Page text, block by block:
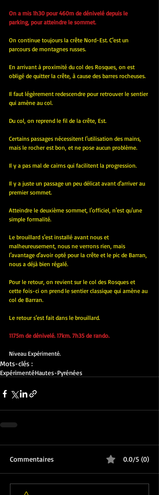
On a mis 1h30 pour 460m de dénivelé depuis le
parking, pour atteindre le sommet.
On continue toujours la crête Nord-Est. C'est un
parcours de montagnes russes.
En arrivant à proximité du col des Rosques, on est
obligé de quitter la crête, à cause des barres rocheuses.
Il faut légèrement redescendre pour retrouver le sentier
qui amène au col.
Du col, on reprend le fil de la crête, Est.
Certains passages nécessitent l'utilisation des mains,
mais le rocher est bon, et ne pose aucun problème.
Il y a pas mal de cairns qui facilitent la progression.
Il y a juste un passage un peu délicat avant d'arriver au
premier sommet.
Atteindre le deuxième sommet, l'officiel, n'est qu'une
simple formalité.
Le brouillard s'est installé avant nous et
malheureusement, nous ne verrons rien, mais
l'avantage d'avoir opté pour la crête et le pic de Barran,
nous a déjà bien régalé.
Pour le retour, on revient sur le col des Rosques et
cette fois-ci on prend le sentier classique qui amène au
col de Barran.
Le retour s'est fait dans le brouillard.
1175m de dénivelé. 17km. 7h35 de rando.
Niveau Expérimenté.
Mots-clés :
ExpérimentéHautes-Pyrénées
Commentaires 0.0/5 (0)